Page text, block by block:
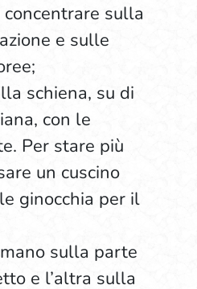
concentrare sulla
e sulle
schiena, su di
con le
Per stare più
un cuscino
ginocchia per il
sulla parte
e l’altra sulla